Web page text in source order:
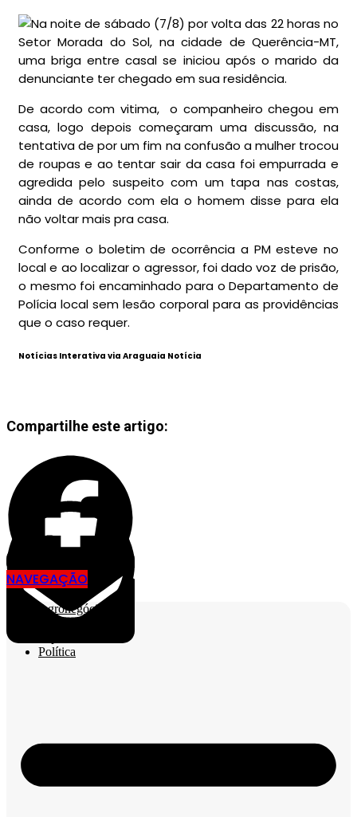
Na noite de sábado (7/8) por volta das 22 horas no
Setor Morada do Sol, na cidade de Querência-MT,
uma briga entre casal se iniciou após o marido da
denunciante ter chegado em sua residência.
De acordo com vitima, o companheiro chegou em
casa, logo depois começaram uma discussão, na
tentativa de por um fim na confusão a mulher trocou
de roupas e ao tentar sair da casa foi empurrada e
agredida pelo suspeito com um tapa nas costas,
ainda de acordo com ela o homem disse para ela
não voltar mais pra casa.
Conforme o boletim de ocorrência a PM esteve no
local e ao localizar o agressor, foi dado voz de prisão,
o mesmo foi encaminhado para o Departamento de
Polícia local sem lesão corporal para as providências
que o caso requer.
Notícias Interativa via Araguaia Notícia
Compartilhe este artigo:
NAVEGAÇÃO
Agronegócio
Política